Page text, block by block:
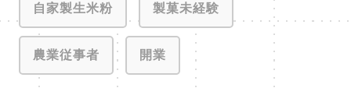
自家製生米粉 製菓未経験
農業従事者 開業